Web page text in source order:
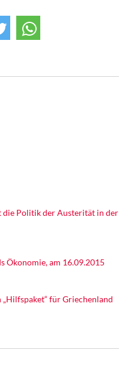
die Politik der Austerität in der
Ökonomie, am 16.09.2015
für Griechenland